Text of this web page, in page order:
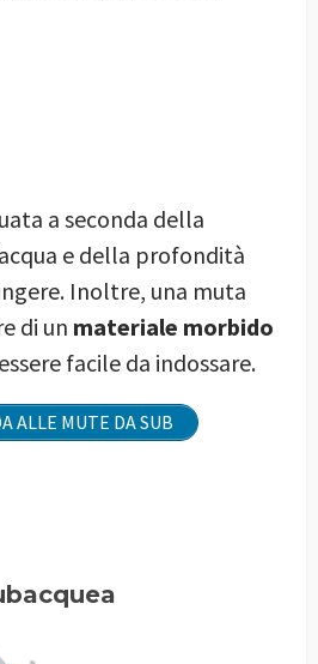
a seconda della
e della profondità
Inoltre, una muta
di un materiale morbido
facile da indossare.
ALLE MUTE DA SUB